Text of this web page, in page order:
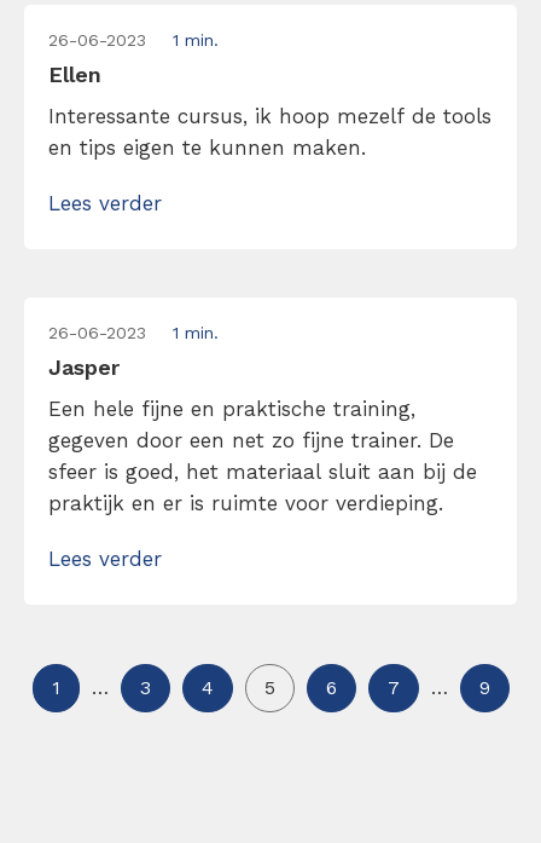
26-06-2023 1 min.
Ellen
Interessante cursus, ik hoop mezelf de tools
en tips eigen te kunnen maken.
Lees verder
26-06-2023 1 min.
Jasper
Een hele fijne en praktische training,
gegeven door een net zo fijne trainer. De
sfeer is goed, het materiaal sluit aan bij de
praktijk en er is ruimte voor verdieping.
Lees verder
1 … 3 4 5 6 7 … 9